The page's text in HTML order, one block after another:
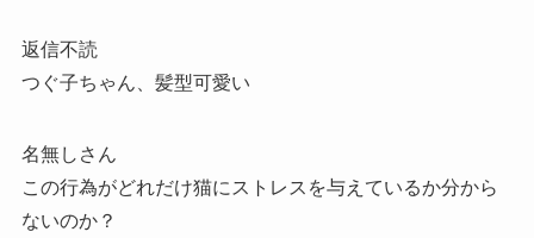
返信不読
つぐ子ちゃん、髪型可愛い
名無しさん
この行為がどれだけ猫にストレスを与えているか分から
ないのか？